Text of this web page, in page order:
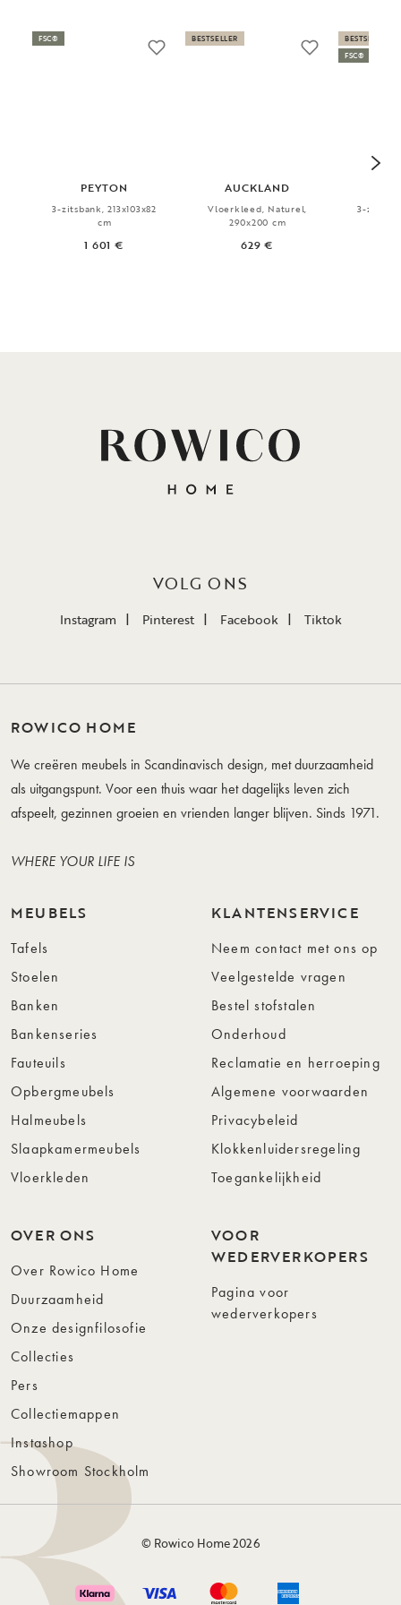
PEYTON
3-zitsbank, 213x103x82
cm
1 601 €
FSC®
AUCKLAND
Vloerkleed, Naturel,
290x200 cm
629 €
BESTSELLER
3-
BESTSELLER
FSC®
VOLG ONS
Instagram Pinterest Facebook Tiktok
ROWICO HOME
We creëren meubels in Scandinavisch design, met duurzaamheid
als uitgangspunt. Voor een thuis waar het dagelijks leven zich
afspeelt, gezinnen groeien en vrienden langer blijven. Sinds 1971.
WHERE YOUR LIFE IS
MEUBELS
Tafels
Stoelen
Banken
Bankenseries
Fauteuils
Opbergmeubels
Halmeubels
Slaapkamermeubels
Vloerkleden
KLANTENSERVICE
Neem contact met ons op
Veelgestelde vragen
Bestel stofstalen
Onderhoud
Reclamatie en herroeping
Algemene voorwaarden
Privacybeleid
Klokkenluidersregeling
Toegankelijkheid
OVER ONS
Over Rowico Home
Duurzaamheid
Onze designfilosofie
Collecties
Pers
Collectiemappen
Instashop
Showroom Stockholm
VOOR
WEDERVERKOPERS
Pagina voor
wederverkopers
© Rowico Home 2026